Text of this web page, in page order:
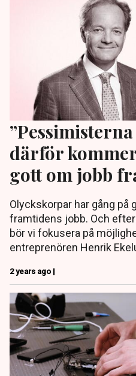
därför
gott om jobb
Olyckskorpar har gång på
framtidens jobb. Och
bör vi fokusera på
entreprenören Henrik
2 years ago |